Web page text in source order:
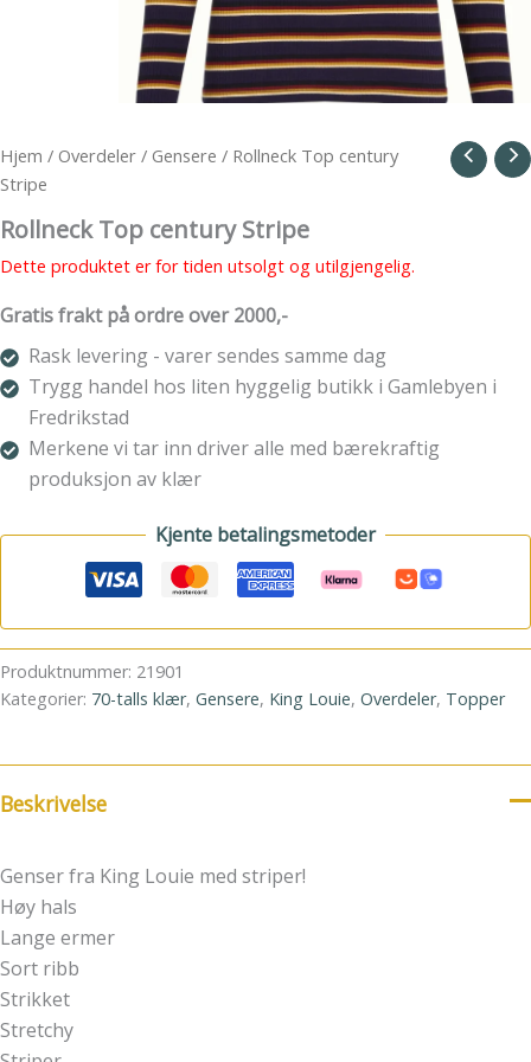
Hjem / Overdeler / Gensere / Rollneck Top century
Stripe
Rollneck Top century Stripe
Dette produktet er for tiden utsolgt og utilgjengelig.
Gratis frakt på ordre over 2000,-
Rask levering - varer sendes samme dag
Trygg handel hos liten hyggelig butikk i Gamlebyen i
Fredrikstad
Merkene vi tar inn driver alle med bærekraftig
produksjon av klær
Kjente betalingsmetoder
Produktnummer: 21901
Kategorier: 70-talls klær, Gensere, King Louie, Overdeler, Topper
Beskrivelse
Genser fra King Louie med striper!
Høy hals
Lange ermer
Sort ribb
Strikket
Stretchy